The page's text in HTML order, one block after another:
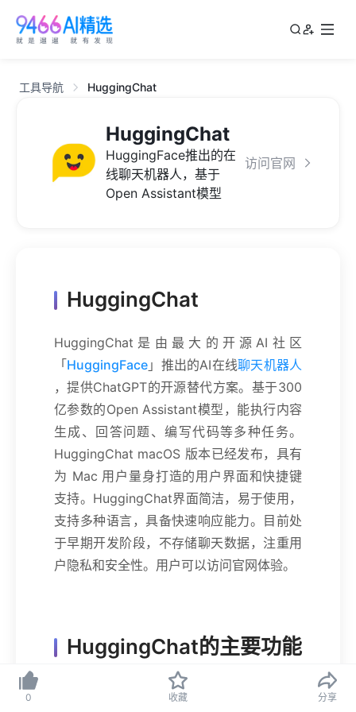
0 收藏 分享
工具导航 HuggingChat
HuggingChat
HuggingFace推出的在
线聊天机器人，基于
Open Assistant模型
访问官网
HuggingChat
HuggingChat是由最大的开源AI社区
「 HuggingFace 」推出的AI在线聊天机器人
，提供ChatGPT的开源替代方案。基于300
亿参数的Open Assistant模型，能执行内容
生成、回答问题、编写代码等多种任务。
HuggingChat macOS 版本已经发布，具有
为 Mac 用户量身打造的用户界面和快捷键
支持。HuggingChat界面简洁，易于使用，
支持多种语言，具备快速响应能力。目前处
于早期开发阶段，不存储聊天数据，注重用
户隐私和安全性。用户可以访问官网体验。
HuggingChat的主要功能
：支持问答、闲聊和文本生